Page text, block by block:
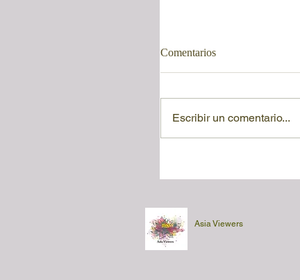
Comentarios
Escribir un comentario...
Asia Viewers